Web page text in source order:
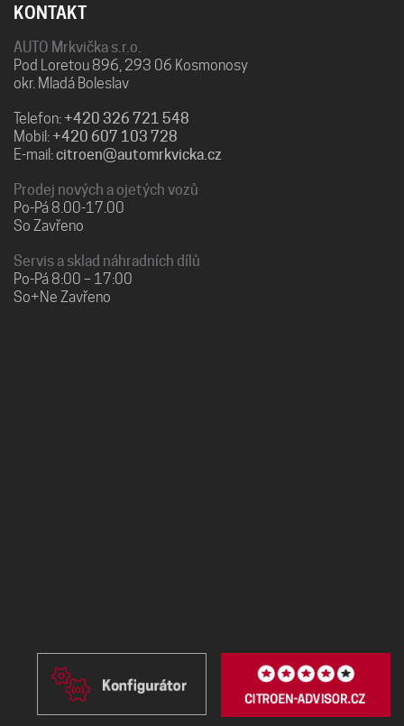
KONTAKT
AUTO Mrkvička s.r.o.
Pod Loretou 896, 293 06 Kosmonosy
okr. Mladá Boleslav
Telefon:+420 326 721 548
Mobil:+420 607 103 728
E-mail:citroen@automrkvicka.cz
Prodej nových a ojetých vozů
Po-Pá 8.00-17.00
So Zavřeno
Servis a sklad náhradních dílů
Po-Pá 8:00 – 17:00
So+Ne Zavřeno